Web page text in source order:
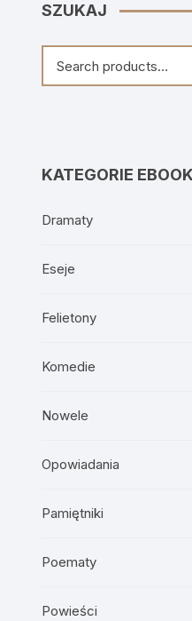
SZUKAJ
KATEGORIE
Dramaty
Eseje
Felietony
Komedie
Nowele
Opowiadania
Pamiętniki
Poematy
Powieści